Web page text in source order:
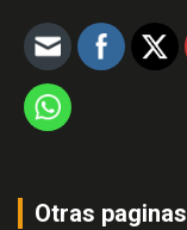
Otras paginas